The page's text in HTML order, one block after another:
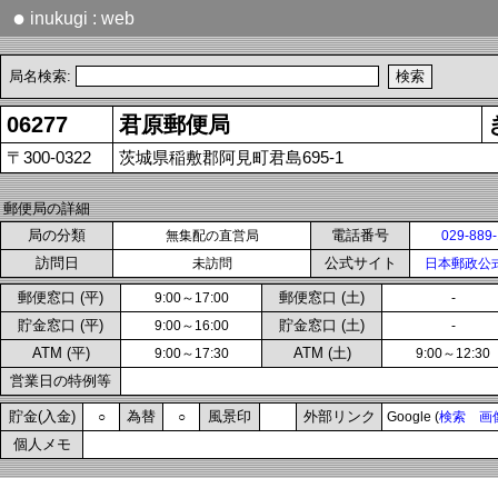
● inukugi : web
局名検索:
06277 君原郵便局
〒300-0322 茨城県稲敷郡阿見町君島695-1
郵便局の詳細
局の分類
無集配の直営局 電話番号 029-
訪問日 未訪問 公式サイト 日本郵政公
郵便窓口 (平) 9:00～17:00 郵便窓口 (土) -
貯金窓口 (平) 9:00～16:00 貯金窓口 (土) -
ATM (平) 9:00～17:30 ATM (土) 9:00～12:30
営業日の特例等
貯金(入金) ○ 為替 ○ 風景印 外部リンク Google (検索 画
個人メモ